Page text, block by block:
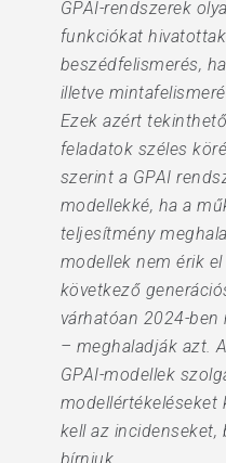
GPAI-rendszerek
funkciókat
beszédfelismerés,
illetve
Ezek azért
feladatok széles
szerint a GPAI
modellekké, ha a
teljesítmény
modellek nem érik
következő
várhatóan 2024-
– meghaladják azt.
GPAI-modellek
modellértékeléseket
kell az